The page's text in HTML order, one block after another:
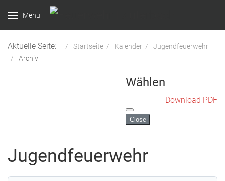
Menu
Aktuelle Seite: Startseite Kalender
Jugendfeuerwehr
Archiv
Wählen
Close
Download PDF
Jugendfeuerwehr